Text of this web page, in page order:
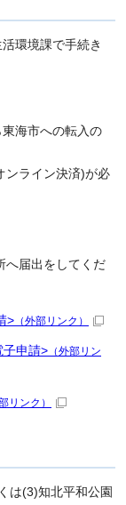
環境課で手続き
海市への転入の
ンライン決済)が必
へ届出をしてくだ
> （外部リンク）
子申請> （外部リン
リンク）
は(3)知北平和公園